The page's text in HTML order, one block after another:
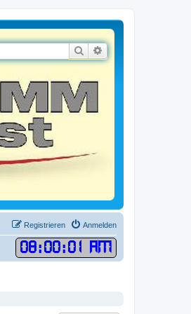
Suche
Anmelden
Registrieren
08:00:01 AM